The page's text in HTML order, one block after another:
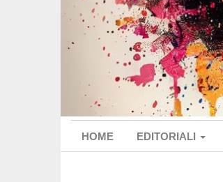
HOME EDITORIALI